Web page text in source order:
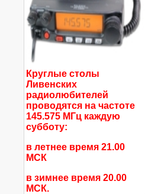
Круглые столы
Ливенских
радиолюбителей
проводятся на частоте
145.575 МГц каждую
субботу:
в летнее время 21.00
МСК
в зимнее время 20.00
МСК.